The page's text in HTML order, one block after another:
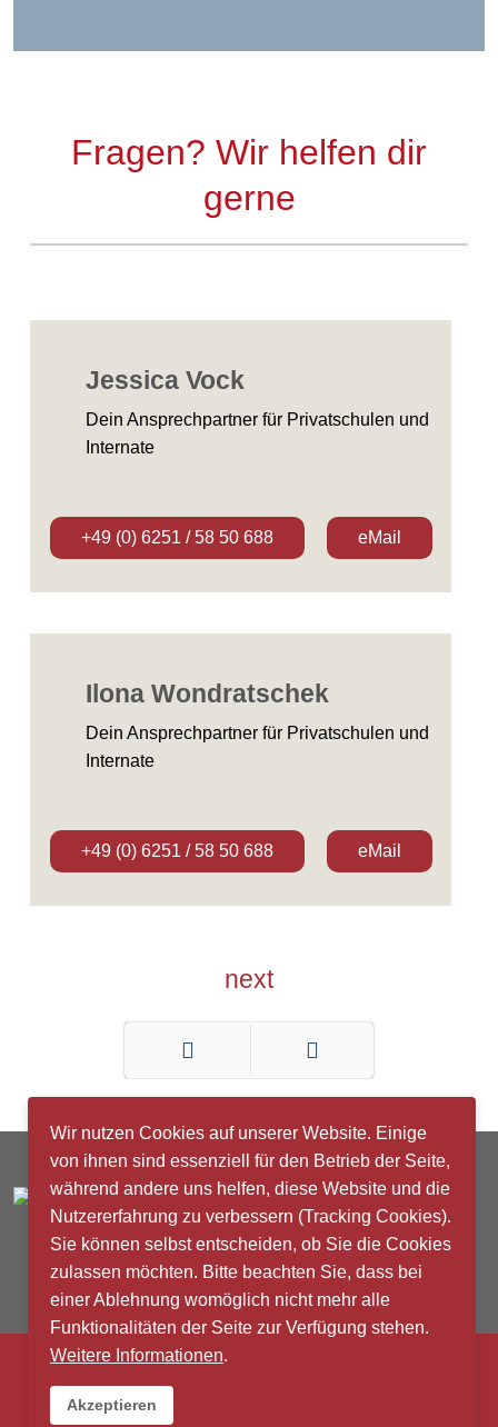
Fragen? Wir helfen dir
gerne
Jessica Vock
Dein Ansprechpartner für Privatschulen und
Internate
+49 (0) 6251 / 58 50 688 eMail
Ilona Wondratschek
Dein Ansprechpartner für Privatschulen und
Internate
+49 (0) 6251 / 58 50 688 eMail
next
Kontakt|Impressum |Datenschutz
Wir nutzen Cookies auf unserer Website. Einige
von ihnen sind essenziell für den Betrieb der Seite,
während andere uns helfen, diese Website und die
Nutzererfahrung zu verbessern (Tracking Cookies).
Sie können selbst entscheiden, ob Sie die Cookies
zulassen möchten. Bitte beachten Sie, dass bei
einer Ablehnung womöglich nicht mehr alle
Funktionalitäten der Seite zur Verfügung stehen.
Weitere Informationen.
Akzeptieren